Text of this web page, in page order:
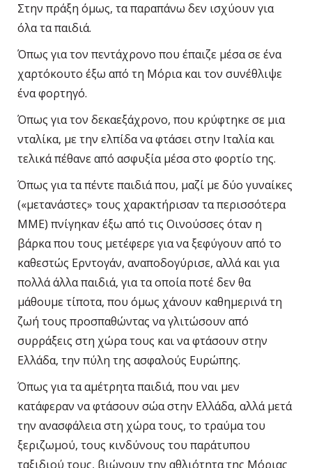
Στην πράξη όμως, τα παραπάνω δεν ισχύουν για
όλα τα παιδιά.
Όπως για τον πεντάχρονο που έπαιζε μέσα σε ένα
χαρτόκουτο έξω από τη Μόρια και τον συνέθλιψε
ένα φορτηγό.
Όπως για τον δεκαεξάχρονο, που κρύφτηκε σε μια
νταλίκα, με την ελπίδα να φτάσει στην Ιταλία και
τελικά πέθανε από ασφυξία μέσα στο φορτίο της.
Όπως για τα πέντε παιδιά που, μαζί με δύο γυναίκες
(«μετανάστες» τους χαρακτήρισαν τα περισσότερα
ΜΜΕ) πνίγηκαν έξω από τις Οινούσσες όταν η
βάρκα που τους μετέφερε για να ξεφύγουν από το
καθεστώς Ερντογάν, αναποδογύρισε, αλλά και για
πολλά άλλα παιδιά, για τα οποία ποτέ δεν θα
μάθουμε τίποτα, που όμως χάνουν καθημερινά τη
ζωή τους προσπαθώντας να γλιτώσουν από
συρράξεις στη χώρα τους και να φτάσουν στην
Ελλάδα, την πύλη της ασφαλούς Ευρώπης.
Όπως για τα αμέτρητα παιδιά, που ναι μεν
κατάφεραν να φτάσουν σώα στην Ελλάδα, αλλά μετά
την ανασφάλεια στη χώρα τους, το τραύμα του
ξεριζωμού, τους κινδύνους του παράτυπου
ταξιδιού τους, βιώνουν την αθλιότητα της Μόριας